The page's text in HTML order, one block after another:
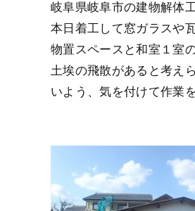
岐阜県岐阜市の建物解体
本日着工して窓ガラスや
物置スペースと和室１室
土埃の飛散があると考え
いよう、気を付けて作業